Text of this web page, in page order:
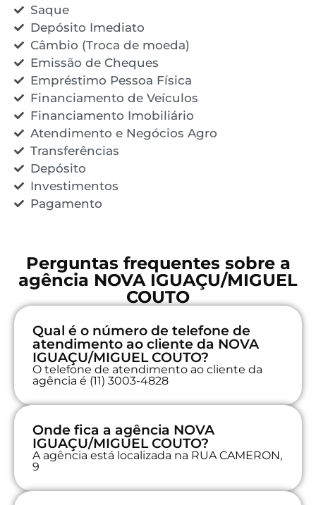
Saque
Depósito Imediato
Câmbio (Troca de moeda)
Emissão de Cheques
Empréstimo Pessoa Física
Financiamento de Veículos
Financiamento Imobiliário
Atendimento e Negócios Agro
Transferências
Depósito
Investimentos
Pagamento
Perguntas frequentes sobre a
agência NOVA IGUAÇU/MIGUEL
COUTO
Qual é o número de telefone de
atendimento ao cliente da NOVA
IGUAÇU/MIGUEL COUTO?
O telefone de atendimento ao cliente da
agência é (11) 3003-4828
Onde fica a agência NOVA
IGUAÇU/MIGUEL COUTO?
A agência está localizada na RUA CAMERON,
9